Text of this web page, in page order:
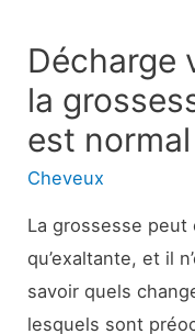
Décharge
la
est normal
Cheveux
La grossesse
qu’exaltante, et il
savoir quels
lesquels sont